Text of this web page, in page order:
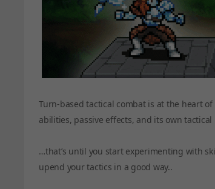
Turn-based tactical combat is at the heart
abilities, passive effects, and its own
…that’s until you start experimenting with
upend your tactics in a good way..